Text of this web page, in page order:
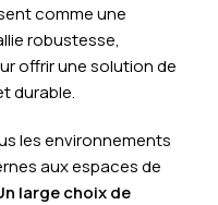
comme une
robustesse,
offrir une solution de
durable.
les environnements
aux espaces de
large choix de